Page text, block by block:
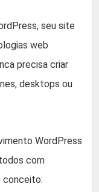
seu site
web
precisa criar
desktops ou
WordPress
com
conceito: